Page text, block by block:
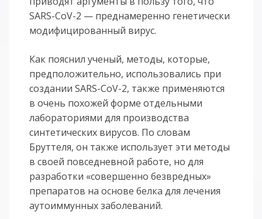
SARS-CoV-2 — преднамеренно генетически
модифицированный вирус.
Как пояснил ученый, методы, которые,
предположительно, использовались при
создании SARS-CoV-2, также применяются
в очень похожей форме отдельными
лабораториями для производства
синтетических вирусов. По словам
Бруттеля, он также использует эти методы
в своей повседневной работе, но для
разработки «совершенно безвредных»
препаратов на основе белка для лечения
аутоиммунных заболеваний.